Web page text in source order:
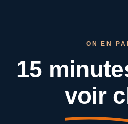
ON EN
15
voir